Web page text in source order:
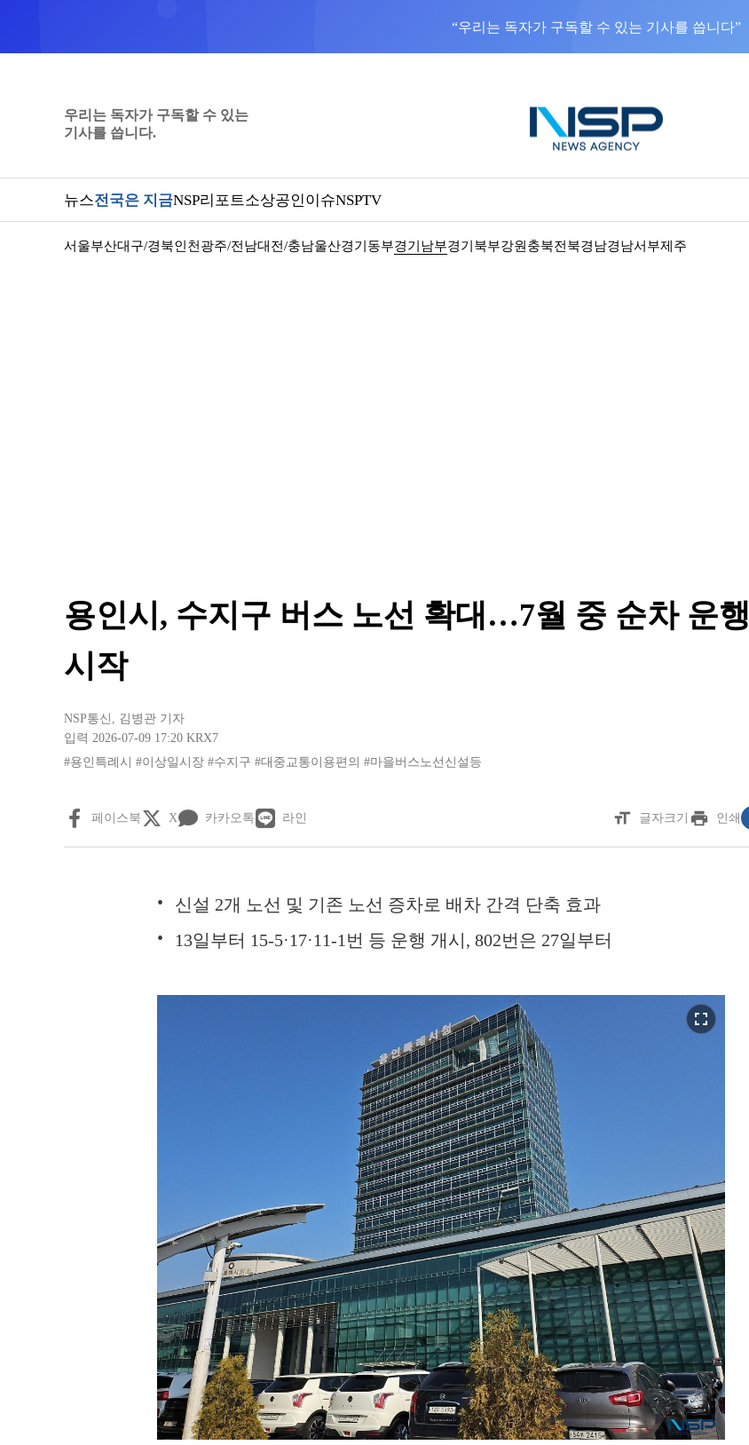
NSP통신을 구글 선호 매체로 추가 바로가기
우리는 독자가 구독할 수 있는
기사를 씁니다.
뉴스전국은 지금NSP리포트소상공인이슈NSPTV
서울부산대구/경북인천 광주/전남대전/충남울산경기동부경기남부경기북부강원 충북전북경남경남서부제주
용인시, 수지구 버스 노선 확대…7월 중 순차 운행
시작
NSP통신 , 김병관 기자
입력 2026-07-09 17:20 KRX7
#용인특례시
#이상일시장 #수지구 #대중교통이용편의 #마을버스노선신설등
페이스북 X 카카오톡 라인 format_size 글자크기 print 인쇄
신설 2개 노선 및 기존 노선 증차로 배차 간격 단축 효과
13일부터 15-5·17·11-1번 등 운행 개시, 802번은 27일부터
fullscreen